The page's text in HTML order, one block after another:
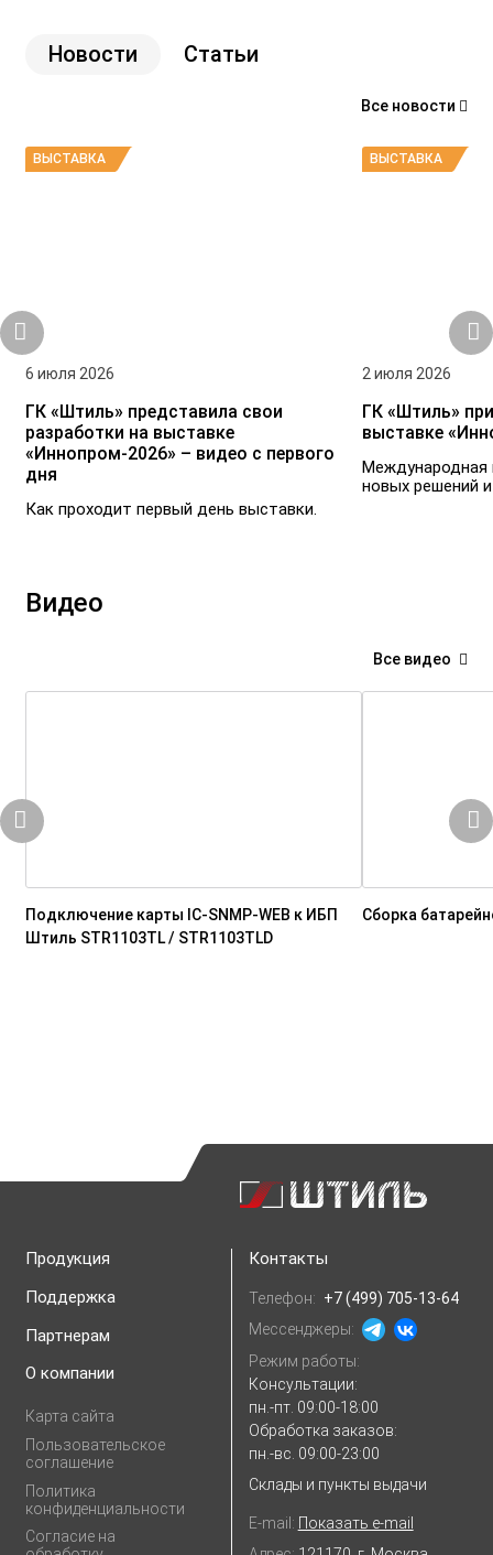
Новости Статьи
Все новости
ВЫСТАВКА
6 июля 2026
ГК «Штиль» представила свои
разработки на выставке
«Иннопром-2026» – видео с первого
дня
Как проходит первый день выставки.
ВЫСТАВКА
2 июля 2026
ГК «Штиль»
выставке
Международная
новых решений
Видео
Все видео
Подключение карты IC-SNMP-WEB к ИБП
Штиль STR1103TL / STR1103TLD
Сборка
Продукция
Поддержка
Партнерам
О компании
Карта сайта
Пользовательское
соглашение
Политика
конфиденциальности
Согласие на
Контакты
Телефон: +7 (499) 705-13-64
Мессенджеры:
Режим работы:
Консультации:
пн.-пт. 09:00-18:00
Обработка заказов:
пн.-вс. 09:00-23:00
Склады и пункты выдачи
E-mail: Показать e-mail